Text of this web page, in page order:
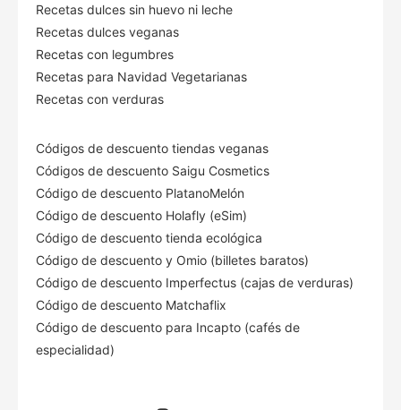
Recetas dulces sin huevo ni leche
Recetas dulces veganas
Recetas con legumbres
Recetas para Navidad Vegetarianas
Recetas con verduras
Códigos de descuento tiendas veganas
Códigos de descuento Saigu Cosmetics
Código de descuento PlatanoMelón
Código de descuento Holafly (eSim)
Código de descuento tienda ecológica
Código de descuento y Omio (billetes baratos)
Código de descuento Imperfectus (cajas de verduras)
Código de descuento Matchaflix
Código de descuento para Incapto (cafés de
especialidad)